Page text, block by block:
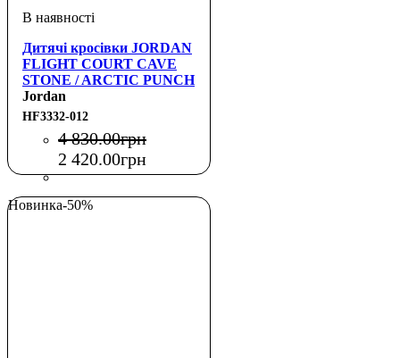
Дитячі кросівки JORDAN
FLIGHT COURT CAVE
STONE / ARCTIC PUNCH
(PS)
Jordan
HF3332-012
4 830.00грн
2 420.00грн
Новинка-50%